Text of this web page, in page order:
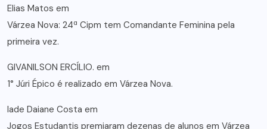
Elias Matos em
Várzea Nova: 24ª Cipm tem Comandante Feminina pela
primeira vez.
GIVANILSON ERCÍLIO. em
1° Júri Épico é realizado em Várzea Nova.
lade Daiane Costa em
Jogos Estudantis premiaram dezenas de alunos em Várzea